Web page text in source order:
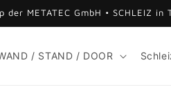
der METATEC GmbH • SCHLEIZ in
/ STAND / DOOR